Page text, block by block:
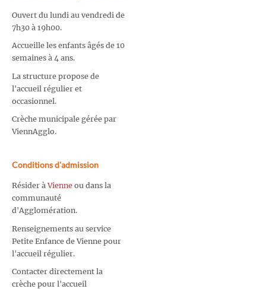
Ouvert du lundi au vendredi de
7h30 à 19h00.
Accueille les enfants âgés de 10
semaines à 4 ans.
La structure propose de
l'accueil régulier et
occasionnel.
Crèche municipale gérée par
ViennAgglo.
Conditions d'admission
Résider àVienne ou dans la
communauté
d'Agglomération.
Renseignements au service
Petite Enfance de Vienne pour
l'accueil régulier.
Contacter directement la
crèche pour l'accueil